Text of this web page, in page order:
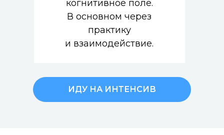
ИДУ НА ИНТЕНСИВ
когнитивное поле.
В основном через
практику
и взаимодействие.